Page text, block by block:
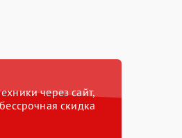
через сайт,
скидка